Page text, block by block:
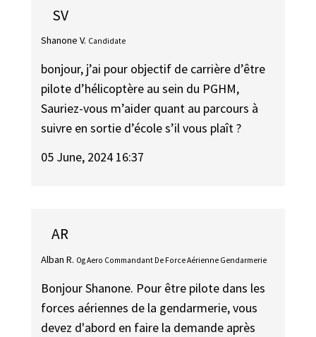
SV
Shanone V. Candidate
bonjour, j’ai pour objectif de carrière d’être
pilote d’hélicoptère au sein du PGHM,
Sauriez-vous m’aider quant au parcours à
suivre en sortie d’école s’il vous plaît ?
05 June, 2024 16:37
AR
Alban R. Og Aero Commandant De Force Aérienne Gendarmerie
Bonjour Shanone. Pour être pilote dans les
forces aériennes de la gendarmerie, vous
devez d'abord en faire la demande après